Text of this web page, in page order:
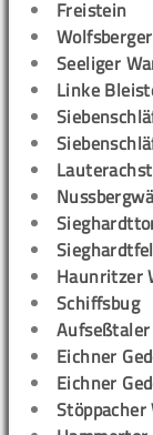
Freistein
Seeliger
Linke
Haunritzer
Schiffsbug
Eichner
Eichner
Stöppacher